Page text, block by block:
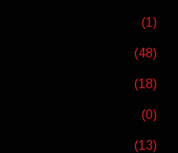
(1)
(48)
(18)
(0)
(13)